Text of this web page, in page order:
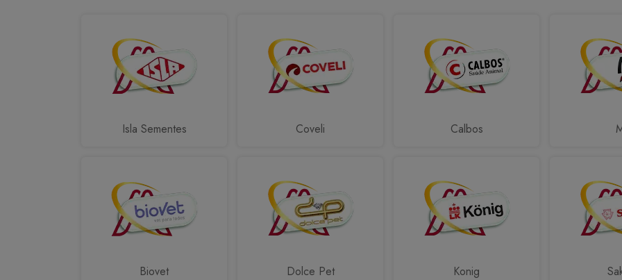
Isla Sementes Coveli Calbos
Biovet Dolce Pet Konig